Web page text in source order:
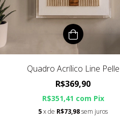
Quadro Acrílico Line Pelle
R$369,90
R$351,41 com Pix
5x de R$73,98sem juros